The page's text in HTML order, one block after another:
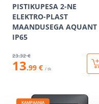
PISTIKUPESA 2-NE
ELEKTRO-PLAST
MAANDUSEGA AQUANT
IP65
23.32 €
13.99 € / tk
KAMPAANIA